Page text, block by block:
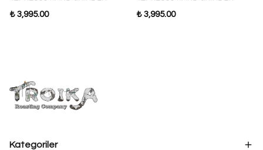
₺ 3,995.00 ₺ 3,995.00
Kategoriler